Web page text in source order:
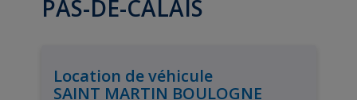
PAS-DE-CALAIS
Location de véhicule
SAINT MARTIN BOULOGNE